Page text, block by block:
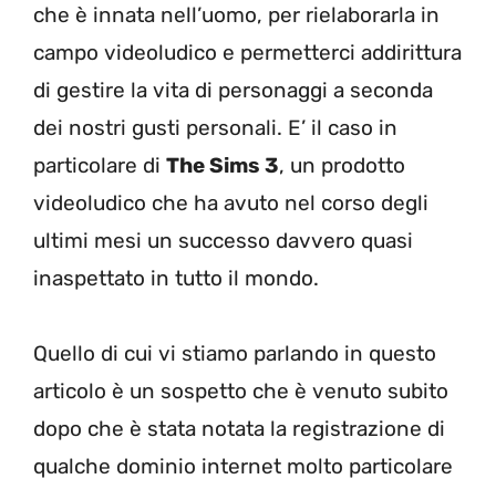
che è innata nell’uomo, per rielaborarla in
campo videoludico e permetterci addirittura
di gestire la vita di personaggi a seconda
dei nostri gusti personali. E’ il caso in
particolare di The Sims 3, un prodotto
videoludico che ha avuto nel corso degli
ultimi mesi un successo davvero quasi
inaspettato in tutto il mondo.
Quello di cui vi stiamo parlando in questo
articolo è un sospetto che è venuto subito
dopo che è stata notata la registrazione di
qualche dominio internet molto particolare